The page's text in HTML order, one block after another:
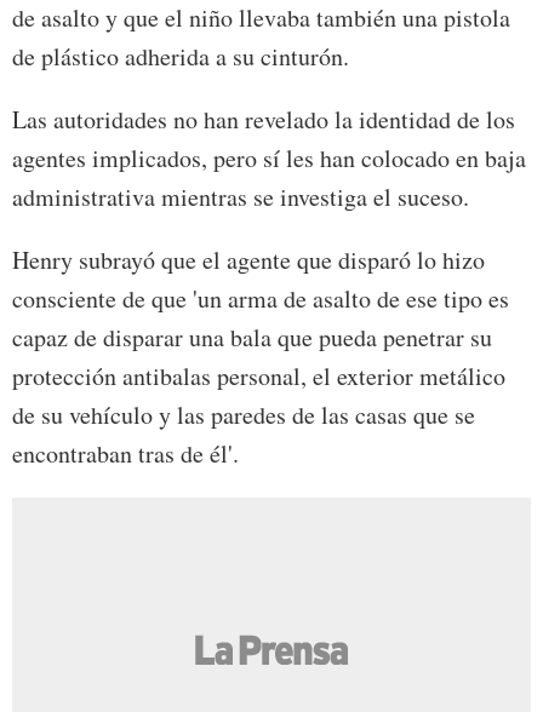
de asalto y que el niño llevaba también una pistola
de plástico adherida a su cinturón.
Las autoridades no han revelado la identidad de los
agentes implicados, pero sí les han colocado en baja
administrativa mientras se investiga el suceso.
Henry subrayó que el agente que disparó lo hizo
consciente de que 'un arma de asalto de ese tipo es
capaz de disparar una bala que pueda penetrar su
protección antibalas personal, el exterior metálico
de su vehículo y las paredes de las casas que se
encontraban tras de él'.